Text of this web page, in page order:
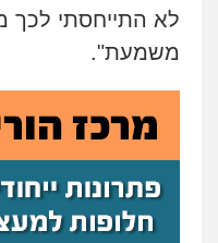
לא התייחסתי לכך
משמעת".